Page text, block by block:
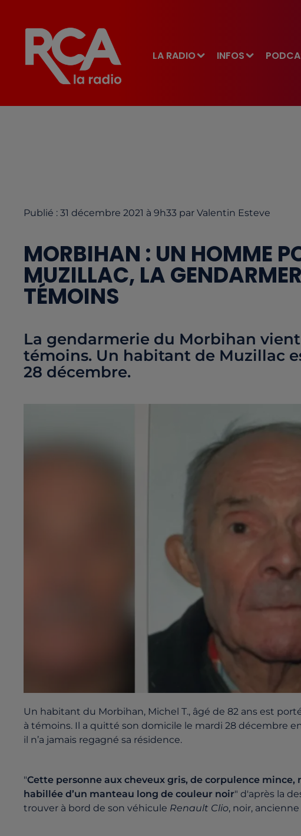
LA RADIO INFOS
Publié : 31 décembre 2021 à 9h33 par Valentin Esteve
MORBIHAN : UN HOMME
MUZILLAC, LA
TÉMOINS
La gendarmerie du Morbihan
témoins. Un habitant de Muzillac
28 décembre.
Un habitant du Morbihan, Michel T., âgé de 82 ans est
à témoins. Il a quitté son domicile le mardi 28 décembre
il n’a jamais regagné sa résidence.
"Cette personne aux cheveux gris, de corpulence
habillée d’un manteau long de couleur noir" d'après la
trouver à bord de son véhicule Renault Clio, noir,